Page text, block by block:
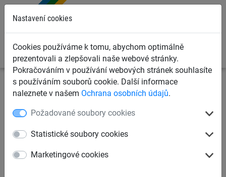
Nastavení cookies
Cookies používáme k tomu, abychom optimálně
prezentovali a zlepšovali naše webové stránky.
Pokračováním v používání webových stránek souhlasíte
s používáním souborů cookie. Další informace
naleznete v našem Ochrana osobních údajů.
Požadované soubory cookies
Statistické soubory cookies
Marketingové cookies
Dětská lanová hřiště Šplhací lanové sítě
Lano Herkules Lano Polypropylen